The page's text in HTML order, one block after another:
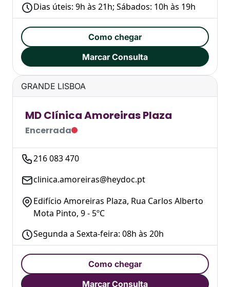
Dias úteis: 9h às 21h; Sábados: 10h às 19h
Como chegar
Marcar Consulta
GRANDE LISBOA
MD Clínica Amoreiras Plaza
Encerrada
216 083 470
clinica.amoreiras@heydoc.pt
Edifício Amoreiras Plaza, Rua Carlos Alberto
Mota Pinto, 9 - 5ºC
Segunda a Sexta-feira: 08h às 20h
Como chegar
Marcar Consulta